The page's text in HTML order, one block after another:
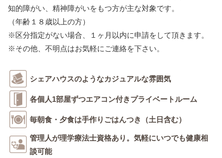
知的障がい、精神障がいをもつ方が主な対象です。
（年齢１８歳以上の方）
※区分指定がない場合、１ヶ月以内に申請をして頂きます。
※その他、不明点はお気軽にご連絡を下さい。
シェアハウスのようなカジュアルな雰囲気
各個人1部屋ずつエアコン付きプライベートルーム
毎朝食・夕食は手作りごはんつき（土日含む）
管理人が理学療法士資格あり。気軽にいつでも健康相
談可能